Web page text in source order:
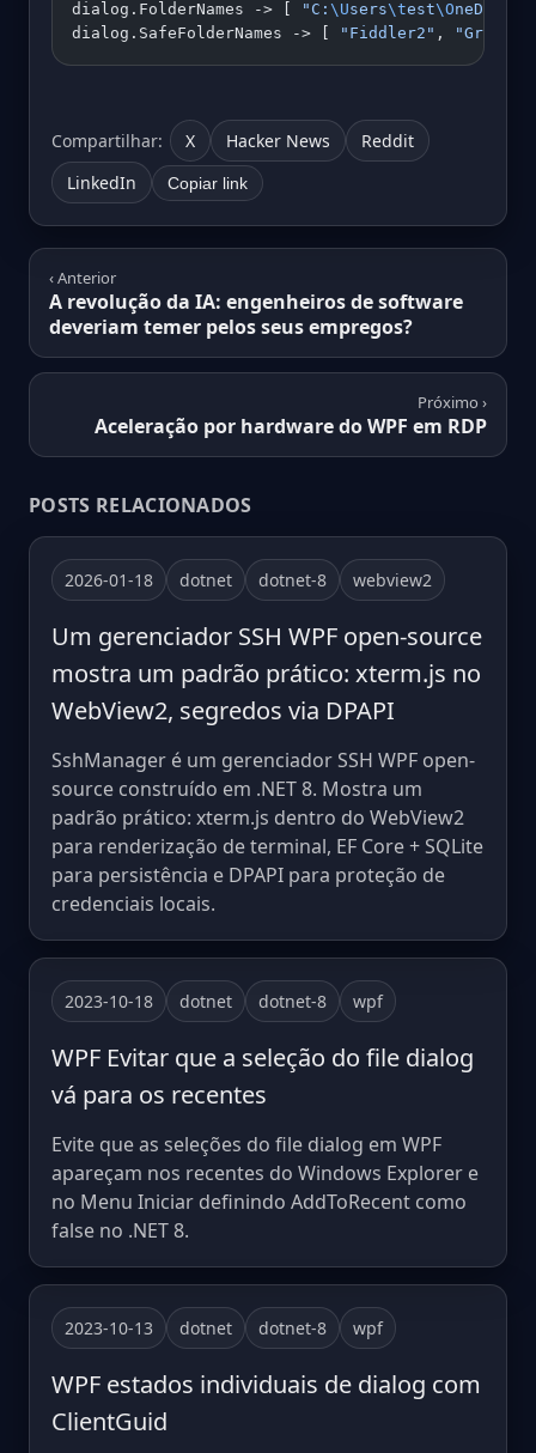
dialog.FolderNames -> [ "C: \Users\test\OneDrive
dialog.SafeFolderNames -> [
"Fiddler2" ,
Compartilhar: X Hacker News
Reddit
LinkedIn
Copiar link
‹ Anterior
A revolução da IA: engenheiros de software
deveriam temer pelos seus empregos?
Próximo ›
Aceleração por hardware do WPF em RDP
POSTS RELACIONADOS
2026-01-18 dotnet dotnet-8 webview2
Um gerenciador SSH WPF open-source
mostra um padrão prático: xterm.js no
WebView2, segredos via DPAPI
SshManager é um gerenciador SSH WPF open-
source construído em .NET 8. Mostra um
padrão prático: xterm.js dentro do WebView2
para renderização de terminal, EF Core + SQLite
para persistência e DPAPI para proteção de
credenciais locais.
2023-10-18 dotnet dotnet-8 wpf
WPF Evitar que a seleção do file dialog
vá para os recentes
Evite que as seleções do file dialog em WPF
apareçam nos recentes do Windows Explorer e
no Menu Iniciar definindo AddToRecent como
false no .NET 8.
2023-10-13 dotnet dotnet-8 wpf
WPF estados individuais de dialog com
ClientGuid